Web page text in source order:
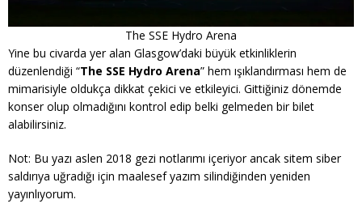
The SSE Hydro Arena
Yine bu civarda yer alan Glasgow’daki büyük etkinliklerin
düzenlendiği “The SSE Hydro Arena” hem ışıklandırması hem de
mimarisiyle oldukça dikkat çekici ve etkileyici. Gittiğiniz dönemde
konser olup olmadığını kontrol edip belki gelmeden bir bilet
alabilirsiniz.
Not: Bu yazı aslen 2018 gezi notlarımı içeriyor ancak sitem siber
saldırıya uğradığı için maalesef yazım silindiğinden yeniden
yayınlıyorum.